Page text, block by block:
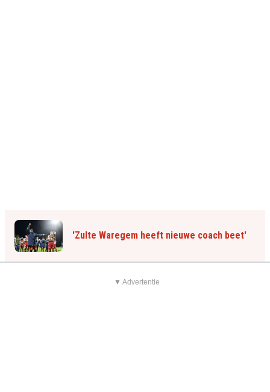
'Zulte Waregem heeft nieuwe coach beet'
▼ Advertentie